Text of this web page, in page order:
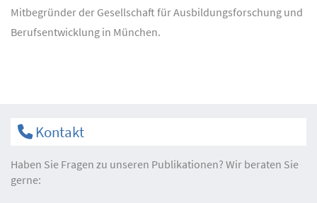
Mitbegründer der Gesellschaft für Ausbildungsforschung und
Berufsentwicklung in München.
Kontakt
Haben Sie Fragen zu unseren Publikationen? Wir beraten Sie
gerne: